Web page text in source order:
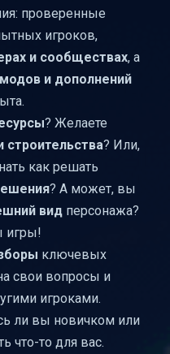
проверенные
игроков,
и сообществах, а
модов и дополнений
? Желаете
строительства? Или,
как решать
? А может, вы
вид персонажа?
игры!
ключевых
свои вопросы и
игроками.
ли вы новичком или
что-то для вас.